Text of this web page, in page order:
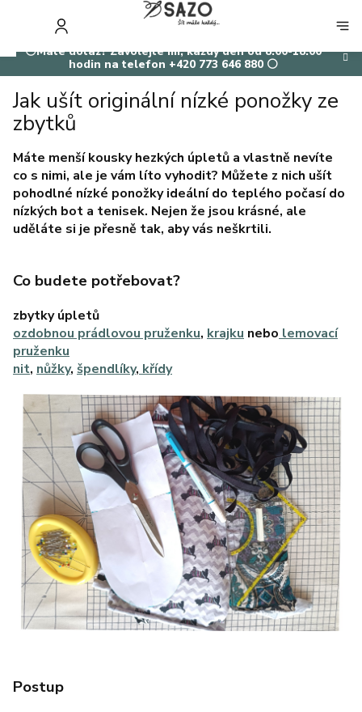
⚪Máte dotaz? Zavolejte mi, každý den od 8:00-18:00
hodin na telefon +420 773 646 880 ⚪
KOŠÍK
Jak ušít originální nízké ponožky ze
zbytků
Máte menší kousky hezkých úpletů a vlastně nevíte
co s nimi, ale je vám líto vyhodit? Můžete z nich ušít
pohodlné nízké ponožky ideální do teplého počasí do
nízkých bot a tenisek. Nejen že jsou krásné, ale
uděláte si je přesně tak, aby vás neškrtili.
Co budete potřebovat?
zbytky úpletů
ozdobnou prádlovou pruženku, krajku nebolemovací
pruženku
nit, nůžky, špendlíky,křídy
Postup